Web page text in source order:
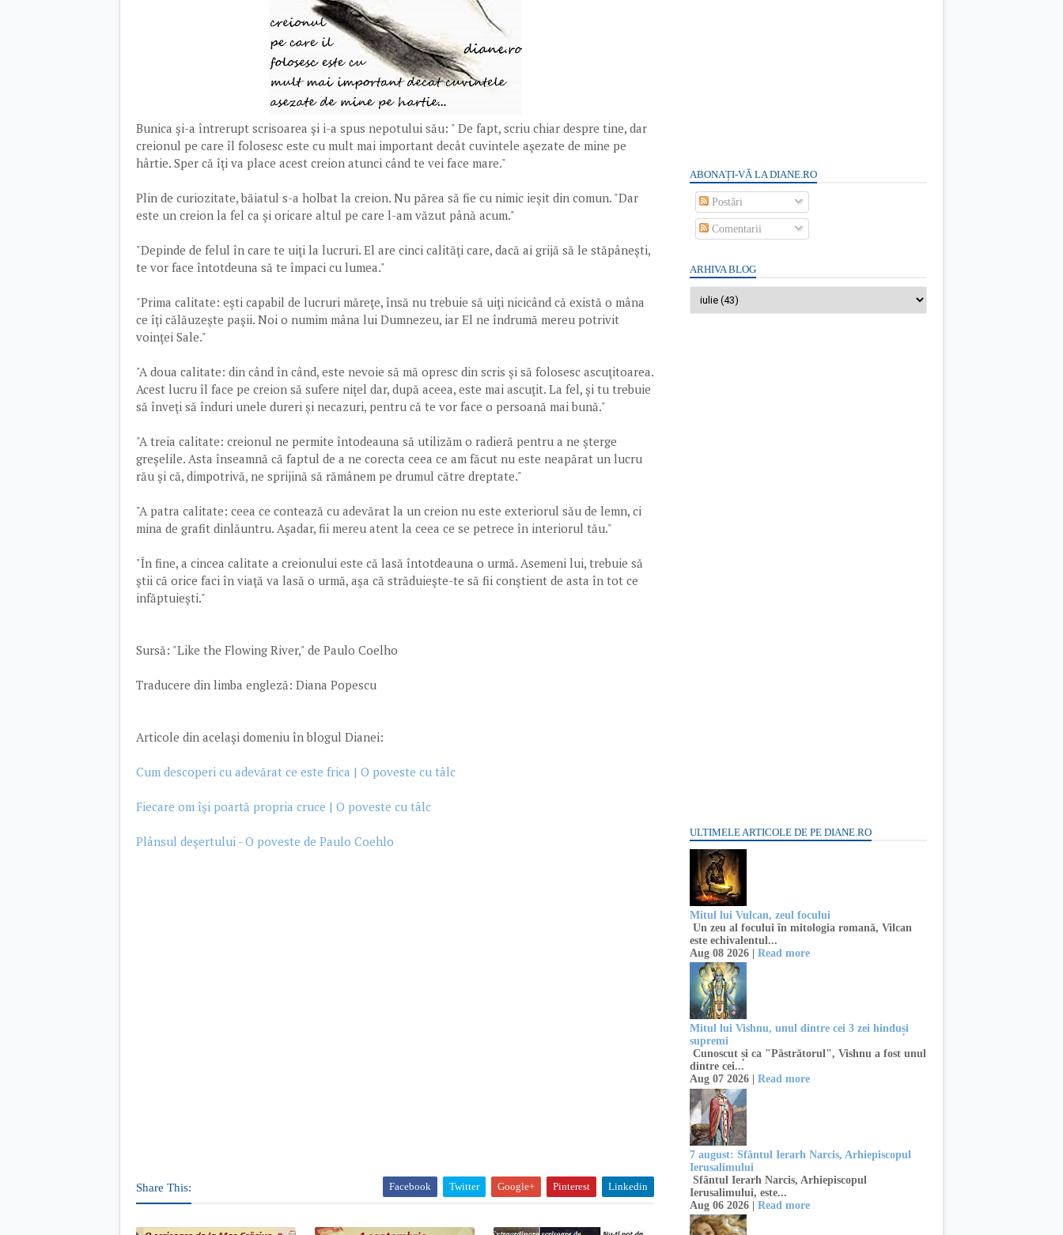
Bunica şi-a întrerupt scrisoarea şi i-a spus nepotului său: " De fapt, scriu chiar despre tine, dar
creionul pe care îl folosesc este cu mult mai important decât cuvintele aşezate de mine pe
hârtie. Sper că îţi va place acest creion atunci când te vei face mare."
Plin de curiozitate, băiatul s-a holbat la creion. Nu părea să fie cu nimic ieşit din comun. "Dar
este un creion la fel ca şi oricare altul pe care l-am văzut până acum."
"Depinde de felul în care te uiţi la lucruri. El are cinci calităţi care, dacă ai grijă să le stăpâneşti,
te vor face întotdeuna să te împaci cu lumea."
"Prima calitate: eşti capabil de lucruri măreţe, însă nu trebuie să uiţi nicicând că există o mâna
ce îţi călăuzeşte paşii. Noi o numim mâna lui Dumnezeu, iar El ne îndrumă mereu potrivit
voinţei Sale."
"A doua calitate: din când în când, este nevoie să mă opresc din scris şi să folosesc ascuţitoarea.
Acest lucru îl face pe creion să sufere niţel dar, după aceea, este mai ascuţit. La fel, şi tu trebuie
să înveţi să înduri unele dureri şi necazuri, pentru că te vor face o persoană mai bună."
"A treia calitate: creionul ne permite întodeauna să utilizăm o radieră pentru a ne şterge
greşelile. Asta înseamnă că faptul de a ne corecta ceea ce am făcut nu este neapărat un lucru
rău şi că, dimpotrivă, ne sprijină să rămânem pe drumul către dreptate."
"A patra calitate: ceea ce contează cu adevărat la un creion nu este exteriorul său de lemn, ci
mina de grafit dinlăuntru. Aşadar, fii mereu atent la ceea ce se petrece în interiorul tău."
"În fine, a cincea calitate a creionului este că lasă întotdeauna o urmă. Asemeni lui, trebuie să
ştii că orice faci în viaţă va lasă o urmă, aşa că străduieşte-te să fii conştient de asta în tot ce
infăptuieşti."
Sursă: "Like the Flowing River," de Paulo Coelho
Traducere din limba engleză: Diana Popescu
Articole din acelaşi domeniu în blogul Dianei:
Cum descoperi cu adevărat ce este frica | O poveste cu tâlc
Fiecare om îşi poartă propria cruce | O poveste cu tâlc
Plânsul deşertului - O poveste de Paulo Coehlo
Share This: Facebook Twitter Google+ Pinterest Linkedin
ABONAȚI-VĂ LA DIANE.RO
Postări
Comentarii
ARHIVA BLOG
ULTIMELE ARTICOLE DE PE DIANE.RO
Mitul lui Vulcan, zeul focului
Un zeu al focului în mitologia romană, Vilcan
este echivalentul...
Aug 08 2026 | Read more
Mitul lui Vishnu, unul dintre cei 3 zei hinduși
supremi
Cunoscut și ca "Păstrătorul", Vishnu a fost unul
dintre cei...
Aug 07 2026 | Read more
7 august: Sfântul Ierarh Narcis, Arhiepiscopul
Ierusalimului
Sfântul Ierarh Narcis, Arhiepiscopul
Ierusalimului, este...
Aug 06 2026 | Read more